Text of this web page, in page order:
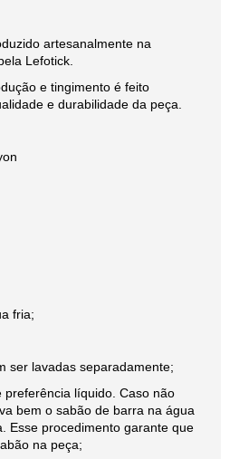
artesanalmente na
Lefotick.
e tingimento é feito
e durabilidade da peça.
fria;
ser lavadas separadamente;
preferência líquido. Caso não
bem o sabão de barra na água
Esse procedimento garante que
na peça;